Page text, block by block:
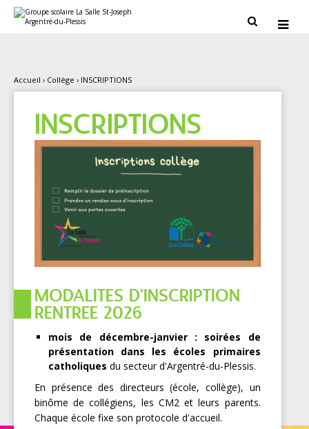
contenu.
personnels
 
Accueil › Collège › INSCRIPTIONS
INSCRIPTIONS
MODALITES D'INSCRIPTION
RENTREE 2026
mois de décembre-janvier : soirées de
présentation dans les écoles primaires
catholiques du secteur d'Argentré-du-Plessis.
En présence des directeurs (école, collège), un
binôme de collégiens, les CM2 et leurs parents.
Chaque école fixe son protocole d'accueil.